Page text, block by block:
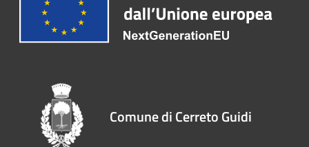
Comune di Cerreto Guidi